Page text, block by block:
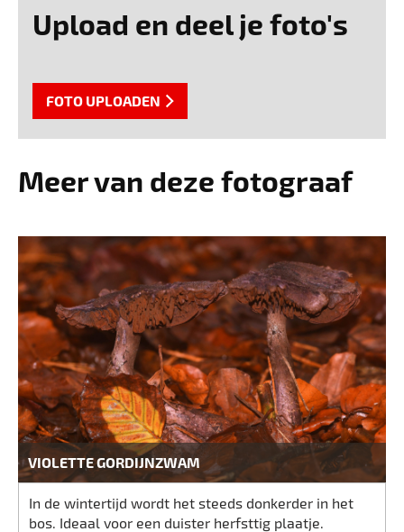
Upload en deel je foto's
FOTO UPLOADEN
Meer van deze fotograaf
VIOLETTE GORDIJNZWAM
In de wintertijd wordt het steeds donkerder in het
bos. Ideaal voor een duister herfsttig plaatje.